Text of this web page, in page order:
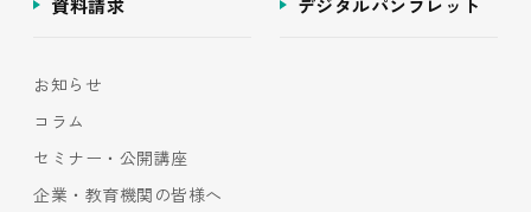
資料請求 デジタルパンフレット
お知らせ
コラム
セミナー・公開講座
企業・教育機関の皆様へ